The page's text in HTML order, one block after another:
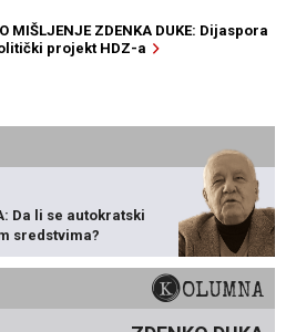
MIŠLJENJE ZDENKA DUKE: Dijaspora
projekt HDZ-a
Da li se autokratski
sredstvima?
KOLUMNA